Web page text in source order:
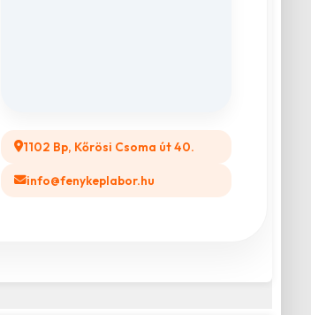
1102 Bp, Kőrösi Csoma út 40.
info@fenykeplabor.hu